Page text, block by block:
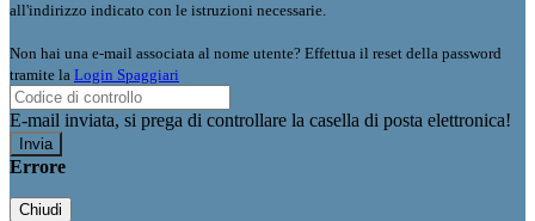
all'indirizzo indicato con le istruzioni necessarie.
Non hai una e-mail associata al nome utente? Effettua il reset della password
tramite la Login Spaggiari
E-mail inviata, si prega di controllare la casella di posta elettronica!
Errore
Chiudi